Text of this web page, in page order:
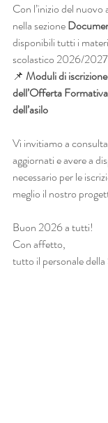
Con l’inizio del
nella sezione
disponibili tutti i
scolastico 2026/
📌 Moduli di iscrizione
dell’Offerta Formativa
dell’asilo
Vi invitiamo a
aggiornati e avere a
necessario per le
meglio il nostro
Buon 2026 a tutti!
Con affetto,
tutto il personale della